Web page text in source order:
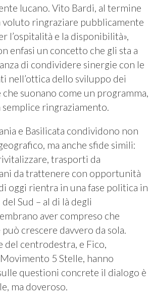
lucano. Vito Bardi, al termine
voluto ringraziare pubblicamente
l’ospitalità e la disponibilità»,
enfasi un concetto che gli sta a
di condividere sinergie con le
nell’ottica dello sviluppo dei
suonano come un programma,
semplice ringraziamento.
e Basilicata condividono non
ma anche sfide simili:
trasporti da
da trattenere con opportunità
oggi rientra in una fase politica in
Sud – al di là degli
aver compreso che
crescere davvero da sola.
del centrodestra, e Fico,
5 Stelle, hanno
questioni concrete il dialogo è
ma doveroso.